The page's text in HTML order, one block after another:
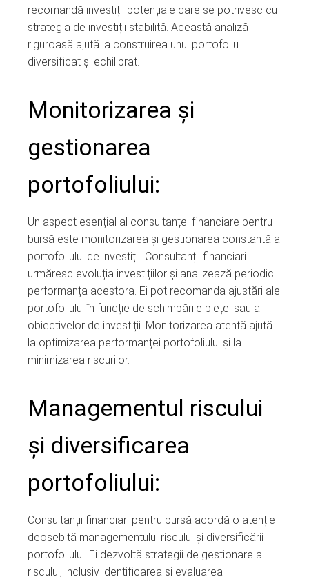
recomandă investiții potențiale care se potrivesc cu
strategia de investiții stabilită. Această analiză
riguroasă ajută la construirea unui portofoliu
diversificat și echilibrat.
Monitorizarea și
gestionarea
portofoliului:
Un aspect esențial al consultanței financiare pentru
bursă este monitorizarea și gestionarea constantă a
portofoliului de investiții. Consultanții financiari
urmăresc evoluția investițiilor și analizează periodic
performanța acestora. Ei pot recomanda ajustări ale
portofoliului în funcție de schimbările pieței sau a
obiectivelor de investiții. Monitorizarea atentă ajută
la optimizarea performanței portofoliului și la
minimizarea riscurilor.
Managementul riscului
și diversificarea
portofoliului:
Consultanții financiari pentru bursă acordă o atenție
deosebită managementului riscului și diversificării
portofoliului. Ei dezvoltă strategii de gestionare a
riscului, inclusiv identificarea și evaluarea